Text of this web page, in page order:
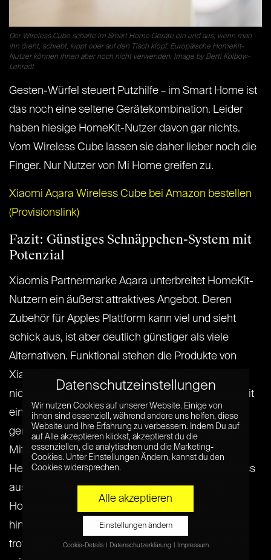
Der Wireless Cube schalte im Smart Home Geräte ein und aus, wenn man
ihn dreht, schiebt, kippt oder auf den Tisch klopf. Europäische HomeKit-
Nutzer können ihnen aber noch nicht verwenden. Image by Berti Kolbow-
Lehradt
Gesten-Würfel steuert Putzhilfe – im Smart Home ist
das noch eine seltene Gerätekombination. Leider
haben hiesige HomeKit-Nutzer davon gar nichts.
Vom Wireless Cube lassen sie daher lieber noch die
Finger. Nur Nutzer von Mi Home greifen zu.
Xiaomi Aqara Wireless Cube bei Amazon bestellen
(Provisionslink)
Fazit: Günstiges Schnäppchen-System mit
Potenzial
Xiaomis Partnermarke Aqara unterbreitet HomeKit-
Nutzern ein äußerst attraktives Angebot. Deren
Zubehör für Apples Plattform kann viel und sieht
schick aus, ist aber deutlich günstiger als viele
Alternativen. Funktional stehen die Produkte von
Xiaomi Aqara im Test ihren teureren Pendants in
nichts nach. Sie lassen sich einwandfrei in HomeKit
einbinden und mit Geräten anderer Hersteller
gemeinsam in Szenen und Automationen steuern.
Mit dem Zigbee-Funkprotokoll entscheidet sich
Hersteller Lumi zudem für einen guten Kompromiss
aus Reichweite und Energieeffizienz. Wer nur
HomeKit als Plattform nutzt, kann darüber
hinwegsehen, dass die Zigbee-Komponenten sich
trotz des herstellerübergreifenden Standards nicht
Datenschutzeinstellungen
Wir nutzen Cookies auf unserer Website. Einige von
ihnen sind essenziell, während andere uns helfen, diese
Website und Ihre Erfahrung zu verbessern. Indem Du auf
auf Alle akzeptieren klickst, akzeptierst du die
essenziellen, die analytischen und die Marketing-
Cookies. Unter Einstellungen Ändern, kannst du den
Cookies widersprechen.
Alle akzeptieren
Einstellungen ändern
Cookie-Details Datenschutzerklärung Impressum